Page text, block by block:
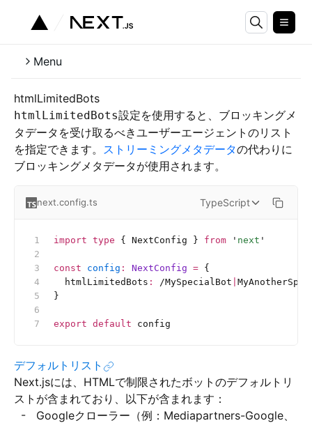
Menu
htmlLimitedBots
htmlLimitedBots設定を使用すると、ブロッキングメ
タデータを受け取るべきユーザーエージェントのリスト
を指定できます。 ストリーミングメタデータの代わりに
ブロッキングメタデータが使用されます。
next.config.ts TypeScript
import type { NextConfig } from ' next '
const config : NextConfig = {
  htmlLimitedBots
: /MySpecialBot
}
export default config
デフォルトリスト
Next.jsには、HTMLで制限されたボットのデフォルトリ
ストが含まれており、以下が含まれます：
Googleクローラー（例：Mediapartners-Google、